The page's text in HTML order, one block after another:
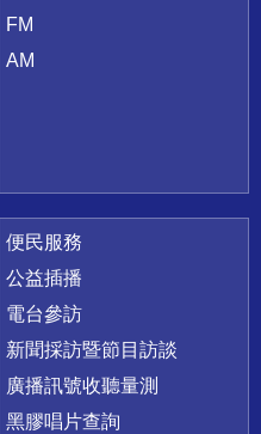
FM
AM
便民服務
公益插播
電台參訪
新聞採訪暨節目訪談
廣播訊號收聽量測
黑膠唱片查詢